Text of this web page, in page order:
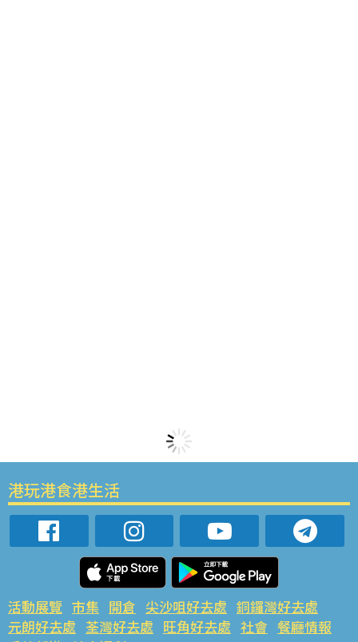
港玩港食港生活
活動展覽 市集 開倉 尖沙咀好去處 銅鑼灣好去處
元朗好去處 荃灣好去處 旺角好去處 社會 餐廳情報